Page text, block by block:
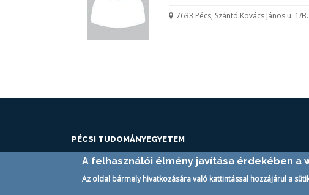
7633 Pécs, Szántó Kovács János u. 1/B.
PÉCSI TUDOMÁNYEGYETEM
H-7633 Pécs
+36-72/251-200
A felhasználói élmény javítása érdekében a
Az oldal bármely hivatkozására való kattintással hozzájárul a